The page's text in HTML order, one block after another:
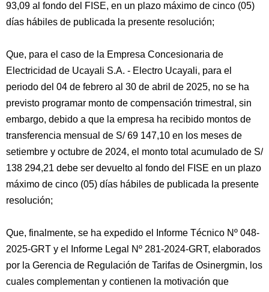
93,09 al fondo del FISE, en un plazo máximo de cinco (05)
días hábiles de publicada la presente resolución;
Que, para el caso de la Empresa Concesionaria de
Electricidad de Ucayali S.A. - Electro Ucayali, para el
periodo del 04 de febrero al 30 de abril de 2025, no se ha
previsto programar monto de compensación trimestral, sin
embargo, debido a que la empresa ha recibido montos de
transferencia mensual de S/ 69 147,10 en los meses de
setiembre y octubre de 2024, el monto total acumulado de S/
138 294,21 debe ser devuelto al fondo del FISE en un plazo
máximo de cinco (05) días hábiles de publicada la presente
resolución;
Que, finalmente, se ha expedido el Informe Técnico Nº 048-
2025-GRT y el Informe Legal Nº 281-2024-GRT, elaborados
por la Gerencia de Regulación de Tarifas de Osinergmin, los
cuales complementan y contienen la motivación que